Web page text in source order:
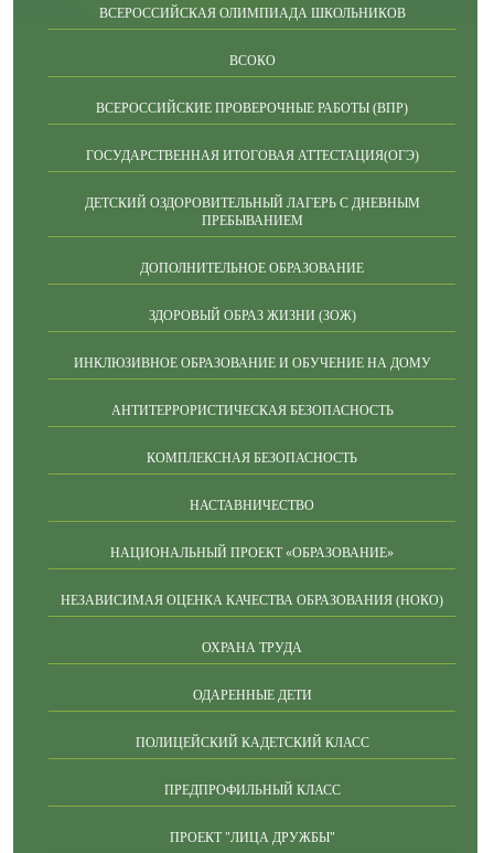
ВСЕРОССИЙСКАЯ ОЛИМПИАДА ШКОЛЬНИКОВ
ВСОКО
ВСЕРОССИЙСКИЕ ПРОВЕРОЧНЫЕ РАБОТЫ (ВПР)
ГОСУДАРСТВЕННАЯ ИТОГОВАЯ АТТЕСТАЦИЯ(ОГЭ)
ДЕТСКИЙ ОЗДОРОВИТЕЛЬНЫЙ ЛАГЕРЬ С ДНЕВНЫМ
ПРЕБЫВАНИЕМ
ДОПОЛНИТЕЛЬНОЕ ОБРАЗОВАНИЕ
ЗДОРОВЫЙ ОБРАЗ ЖИЗНИ (ЗОЖ)
ИНКЛЮЗИВНОЕ ОБРАЗОВАНИЕ И ОБУЧЕНИЕ НА ДОМУ
АНТИТЕРРОРИСТИЧЕСКАЯ БЕЗОПАСНОСТЬ
КОМПЛЕКСНАЯ БЕЗОПАСНОСТЬ
НАСТАВНИЧЕСТВО
НАЦИОНАЛЬНЫЙ ПРОЕКТ «ОБРАЗОВАНИЕ»
НЕЗАВИСИМАЯ ОЦЕНКА КАЧЕСТВА ОБРАЗОВАНИЯ (НОКО)
ОХРАНА ТРУДА
ОДАРЕННЫЕ ДЕТИ
ПОЛИЦЕЙСКИЙ КАДЕТСКИЙ КЛАСС
ПРЕДПРОФИЛЬНЫЙ КЛАСС
ПРОЕКТ "ЛИЦА ДРУЖБЫ"